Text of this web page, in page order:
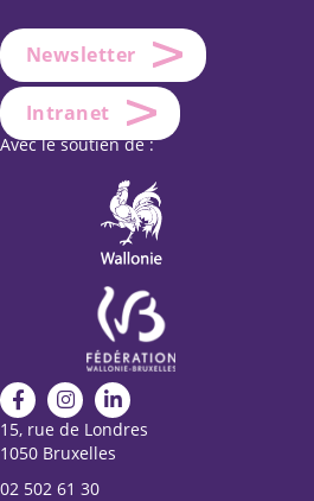
Newsletter
Intranet
Avec le soutien de :
15, rue de Londres
1050 Bruxelles
02 502 61 30